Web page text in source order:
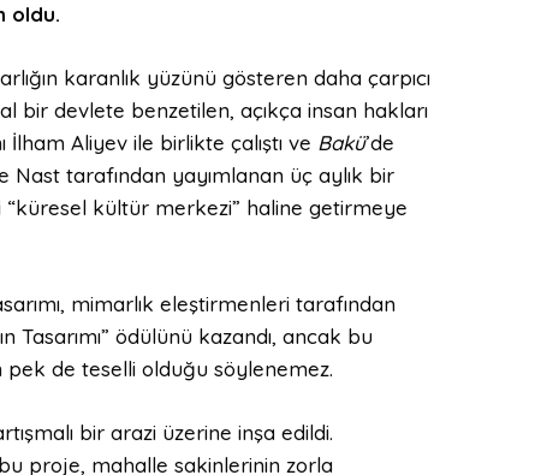
oldu.
karanlık yüzünü gösteren daha çarpıcı
devlete benzetilen, açıkça insan hakları
Aliyev ile birlikte çalıştı ve Bakü’de
Nast tarafından yayımlanan üç aylık bir
kültür merkezi” haline getirmeye
mimarlık eleştirmenleri tarafından
Tasarımı” ödülünü kazandı, ancak bu
pek de teselli olduğu söylenemez.
bir arazi üzerine inşa edildi.
proje, mahalle sakinlerinin zorla